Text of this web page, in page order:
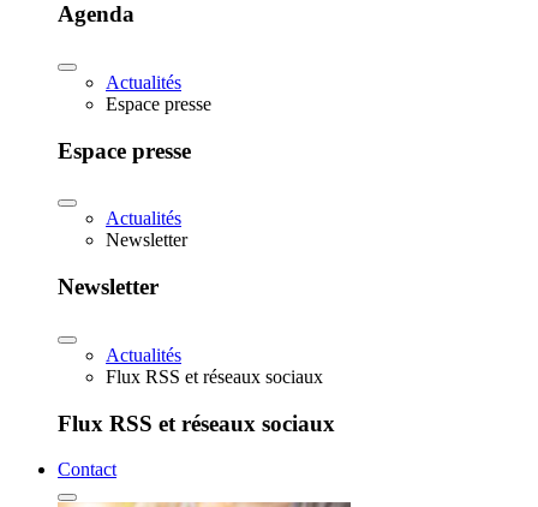
Agenda
Actualités
Espace presse
Espace presse
Actualités
Newsletter
Newsletter
Actualités
Flux RSS et réseaux sociaux
Flux RSS et réseaux sociaux
Contact